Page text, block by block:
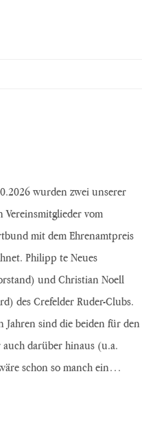
wurden zwei unserer
Vereinsmitglieder vom
mit dem Ehrenamtpreis
Philipp te Neues
und Christian Noell
des Crefelder Ruder-Clubs.
Jahren sind die beiden für den
auch darüber hinaus (u.a.
schon so manch ein…